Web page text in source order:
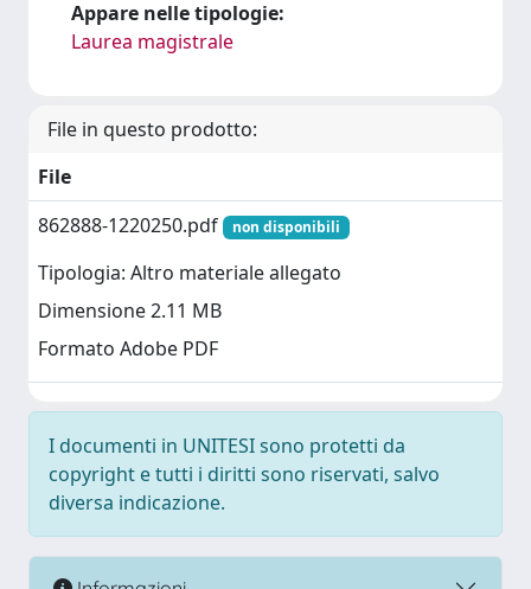
Appare nelle tipologie:
Laurea magistrale
File in questo prodotto:
File
862888-1220250.pdf
non disponibili
Tipologia: Altro materiale allegato
Dimensione 2.11 MB
Formato Adobe PDF
I documenti in UNITESI sono protetti da
copyright e tutti i diritti sono riservati, salvo
diversa indicazione.